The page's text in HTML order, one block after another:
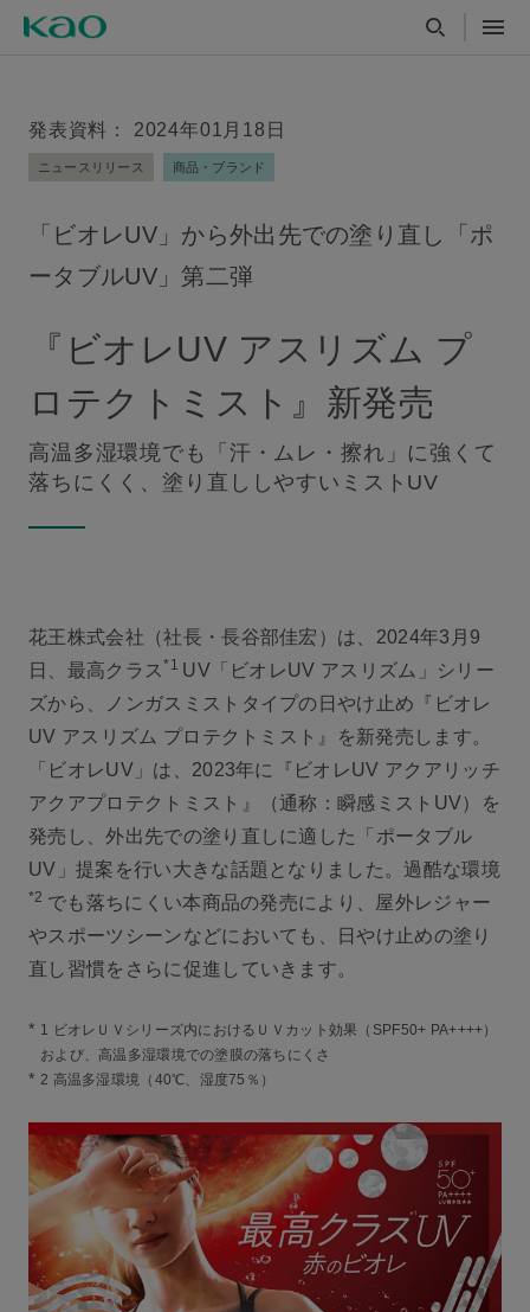
発表資料： 2024年01月18日
ニュースリリース 商品・ブランド
「ビオレUV」から外出先での塗り直し「ポ
ータブルUV」第二弾
『ビオレUV アスリズム プ
ロテクトミスト』新発売
高温多湿環境でも「汗・ムレ・擦れ」に強くて
落ちにくく、塗り直ししやすいミストUV
花王株式会社（社長・長谷部佳宏）は、2024年3月9
日、最高クラス *1 UV「ビオレUV アスリズム」シリー
ズから、ノンガスミストタイプの日やけ止め『ビオレ
UV アスリズム プロテクトミスト』を新発売します。
「ビオレUV」は、2023年に『ビオレUV アクアリッチ
アクアプロテクトミスト』（通称：瞬感ミストUV）を
発売し、外出先での塗り直しに適した「ポータブル
UV」提案を行い大きな話題となりました。過酷な環境
*2 でも落ちにくい本商品の発売により、屋外レジャー
やスポーツシーンなどにおいても、日やけ止めの塗り
直し習慣をさらに促進していきます。
* 1 ビオレＵＶシリーズ内におけるＵＶカット効果（SPF50+ PA++++）
および、高温多湿環境での塗膜の落ちにくさ
* 2 高温多湿環境（40℃、湿度75％）